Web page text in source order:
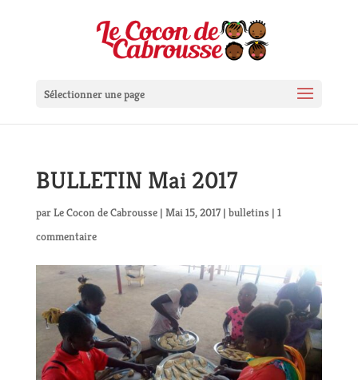
Sélectionner une page
BULLETIN Mai 2017
parLe Cocon de Cabrousse| Mai 15, 2017| bulletins | 1
commentaire